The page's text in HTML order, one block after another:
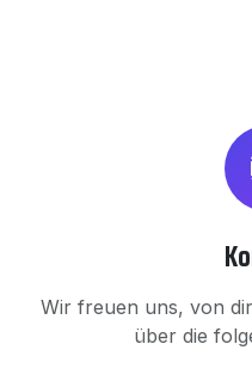
Wir freuen uns, von
über die